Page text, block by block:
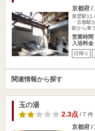
京都府 /
黄檗駅
・京都駅
駅から車
営業時間
入浴料金
日帰り
関連情報から探す
玉の湯
2.3点/ 7 件
京都府 /